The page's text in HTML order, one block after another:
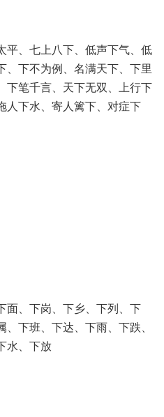
平、七上八下、低声下气、低
、下不为例、名满天下、下里
下笔千言、天下无双、上行下
人下水、寄人篱下、对症下
面、下岗、下乡、下列、下
下班、下达、下雨、下跌、
水、下放